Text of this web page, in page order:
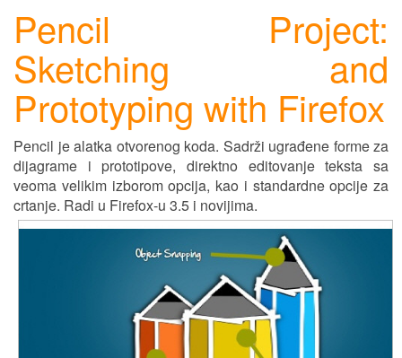
Pencil Project:
Sketching and
Prototyping with Firefox
Pencil je alatka otvorenog koda. Sadrži ugrađene forme za
dijagrame i prototipove, direktno editovanje teksta sa
veoma velikim izborom opcija, kao i standardne opcije za
crtanje. Radi u Firefox-u 3.5 i novijima.